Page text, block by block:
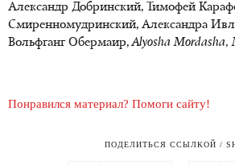
Александр Добринский, Тимофей
Смиренномудринский, Александра
Вольфганг Обермаир,Alyosha Mordasha,
Понравился материал? Помоги сайту!
ПОДЕЛИТЬСЯ ССЫЛКОЙ /